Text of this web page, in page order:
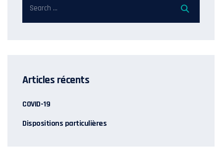
Articles récents
COVID-19
Dispositions particulières